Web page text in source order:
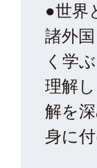
●世界
諸外
く学
理解
解を
身に付